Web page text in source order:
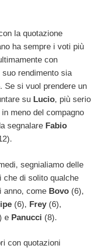
la quotazione
ha sempre i voti più
con
rendimento sia
Se si vuol prendere un
su Lucio, più serio
meno del compagno
segnalare Fabio
segnialiamo delle
che di solito qualche
anno, come Bovo (6),
(6), Frey (6),
e Panucci (8).
con quotazioni